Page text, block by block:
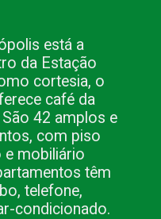
está a
da Estação
cortesia, o
café da
São 42 amplos e
com piso
e mobiliário
têm
telefone,
condicionado.